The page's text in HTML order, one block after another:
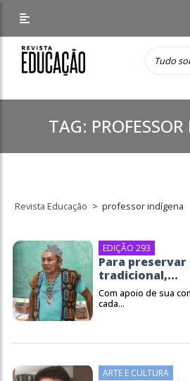
TAG:
Revista Educação > professor indígena
EDIÇÃO 293
Para preservar
tradicional,...
Com apoio de sua
cada...
ARTE E CULTURA